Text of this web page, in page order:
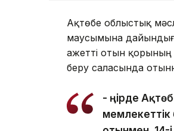
Ақтөбе облыстық
маусымына
Қажетті отын қорының
беру саласында
- Өңірде
мемлекеттік